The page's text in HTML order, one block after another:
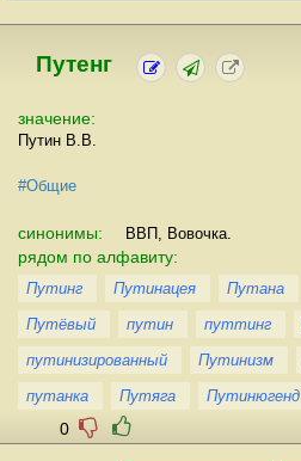
Путенг
значение:
Путин В.В.
#Общие
синонимы: ВВП, Вовочка.
рядом по алфавиту:
Путинг Путинацея Путана
Путёвый
путин путтинг
путинизированный
Путинизм
путанка
Путяга Путинюгенд
0